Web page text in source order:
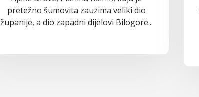
pretežno šumovita zauzima veliki dio
županije, a dio zapadni dijelovi Bilogore...